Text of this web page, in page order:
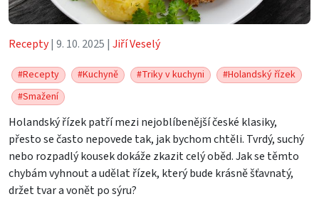
Recepty| 9. 10. 2025 | Jiří Veselý
#Recepty #Kuchyně #Triky v kuchyni
#Holandský řízek
#Smažení
Holandský řízek patří mezi nejoblíbenější české klasiky,
přesto se často nepovede tak, jak bychom chtěli. Tvrdý, suchý
nebo rozpadlý kousek dokáže zkazit celý oběd. Jak se těmto
chybám vyhnout a udělat řízek, který bude krásně šťavnatý,
držet tvar a vonět po sýru?